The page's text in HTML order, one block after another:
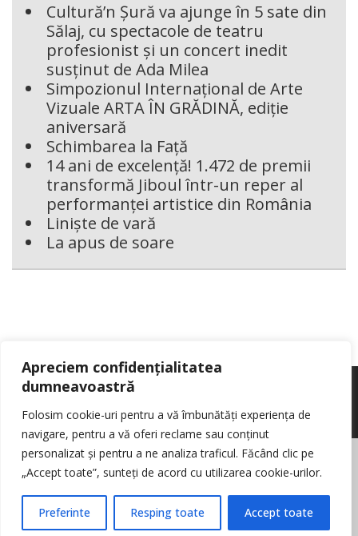
Apreciem confidențialitatea
dumneavoastră
Folosim cookie-uri pentru a vă îmbunătăți experiența de
navigare, pentru a vă oferi reclame sau conținut
personalizat și pentru a ne analiza traficul. Făcând clic pe
„Accept toate”, sunteți de acord cu utilizarea cookie-urilor.
Preferinte Resping toate Accept toate
Cultură’n Șură va ajunge în 5 sate din
Sălaj, cu spectacole de teatru
profesionist și un concert inedit
susținut de Ada Milea
Simpozionul Internațional de Arte
Vizuale ARTA ÎN GRĂDINĂ, ediție
aniversară
Schimbarea la Față
14 ani de excelență! 1.472 de premii
transformă Jiboul într-un reper al
performanței artistice din România
Liniște de vară
La apus de soare
© Reporter pur si simplu
Politica de cookie-
uri
Nota de informare cu privire la prelucrarea de date personale
Log in